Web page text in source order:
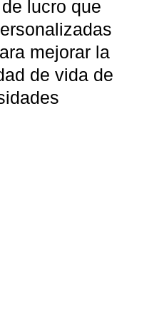
lucro que
mejorar la
de vida de